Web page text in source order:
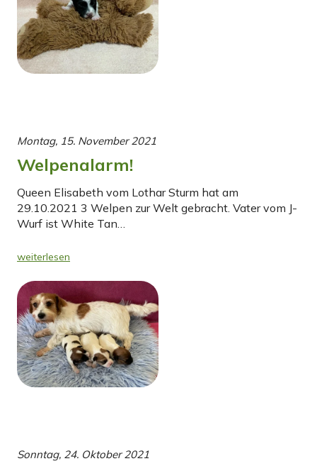
Montag, 15. November 2021
Welpenalarm!
Queen Elisabeth vom Lothar Sturm hat am
29.10.2021 3 Welpen zur Welt gebracht. Vater vom J-
Wurf ist White Tan…
weiterlesen
Sonntag, 24. Oktober 2021